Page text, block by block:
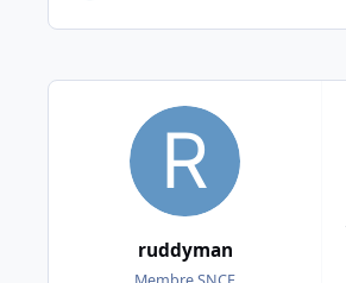
ruddyman